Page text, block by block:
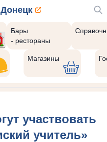
Донецк
Бары
- рестораны
Магазины
участвовать
учитель»